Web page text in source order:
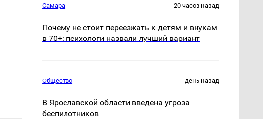
Самара 20 часов назад
Почему не стоит переезжать к детям и внукам
в 70+: психологи назвали лучший вариант
Общество день назад
В Ярославской области введена угроза
беспилотников